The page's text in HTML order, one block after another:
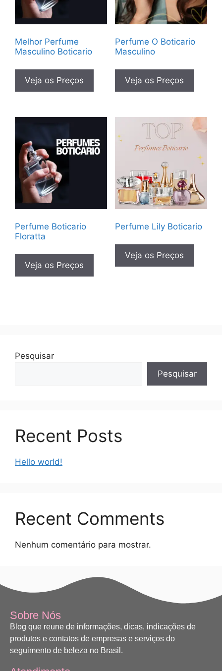
Melhor Perfume
Masculino Boticario
Veja os Preços
Perfume O Boticario
Masculino
Veja os Preços
Perfume Boticario
Floratta
Veja os Preços
Perfume Lily Boticario
Veja os Preços
Pesquisar
Pesquisar
Recent Posts
Hello world!
Recent Comments
Nenhum comentário para mostrar.
Sobre Nós
Blog que reune de informações, dicas, indicações de
produtos e contatos de empresas e serviços do
seguimento de beleza no Brasil.